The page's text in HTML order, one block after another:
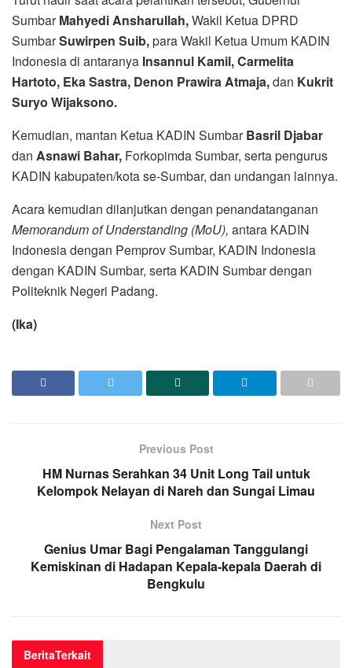
SumbarMahyedi Ansharullah,Wakil Ketua DPRD
SumbarSuwirpen Suib,para Wakil Ketua Umum KADIN
Indonesia di antaranya Insannul Kamil, Carmelita
Hartoto, Eka Sastra, Denon Prawira Atmaja,dan Kukrit
Suryo Wijaksono.
Kemudian, mantan Ketua KADIN SumbarBasril Djabar
dan Asnawi Bahar, Forkopimda Sumbar, serta pengurus
KADIN kabupaten/kota se-Sumbar, dan undangan lainnya.
Acara kemudian dilanjutkan dengan penandatanganan
Memorandum of Understanding (MoU), antara KADIN
Indonesia dengan Pemprov Sumbar, KADIN Indonesia
dengan KADIN Sumbar, serta KADIN Sumbar dengan
Politeknik Negeri Padang.
(Ika)
Previous Post
HM Nurnas Serahkan 34 Unit Long Tail untuk
Kelompok Nelayan di Nareh dan Sungai Limau
Next Post
Genius Umar Bagi Pengalaman Tanggulangi
Kemiskinan di Hadapan Kepala-kepala Daerah di
Bengkulu
BeritaTerkait